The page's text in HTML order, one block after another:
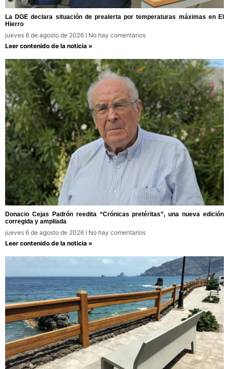
La DGE declara situación de prealerta por temperaturas máximas en El
Hierro
jueves 6 de agosto de 2026
No hay comentarios
Leer contenido de la noticia »
Donacio Cejas Padrón reedita “Crónicas pretéritas”, una nueva edición
corregida y ampliada
jueves 6 de agosto de 2026
No hay comentarios
Leer contenido de la noticia »